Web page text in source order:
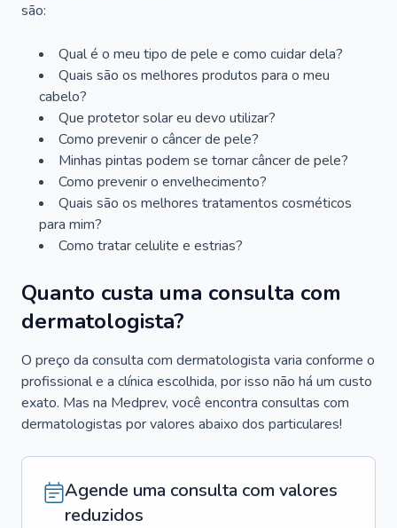
são:
Qual é o meu tipo de pele e como cuidar dela?
Quais são os melhores produtos para o meu
cabelo?
Que protetor solar eu devo utilizar?
Como prevenir o câncer de pele?
Minhas pintas podem se tornar câncer de pele?
Como prevenir o envelhecimento?
Quais são os melhores tratamentos cosméticos
para mim?
Como tratar celulite e estrias?
Quanto custa uma consulta com
dermatologista?
O preço da consulta com dermatologista varia conforme o
profissional e a clínica escolhida, por isso não há um custo
exato. Mas na Medprev, você encontra consultas com
dermatologistas por valores abaixo dos particulares!
Agende uma consulta com valores
reduzidos